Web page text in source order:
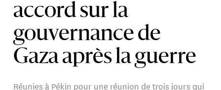
accord sur la
gouvernance de
Gaza après la guerre
Réunies à Pékin pour une réunion de trois jours qui